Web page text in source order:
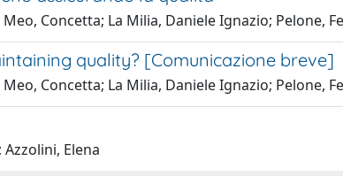
Concetta; La Milia, Daniele Ignazio; Pelone,
quality? [Comunicazione breve]
Concetta; La Milia, Daniele Ignazio; Pelone,
Elena